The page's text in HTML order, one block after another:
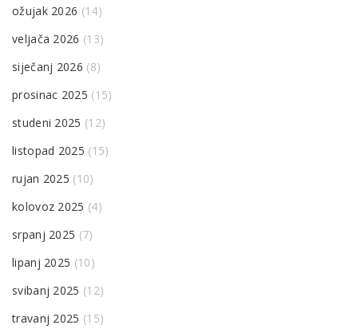
ožujak 2026 (14)
veljača 2026 (13)
siječanj 2026 (8)
prosinac 2025 (15)
studeni 2025 (12)
listopad 2025 (15)
rujan 2025 (10)
kolovoz 2025 (4)
srpanj 2025 (7)
lipanj 2025 (10)
svibanj 2025 (12)
travanj 2025 (15)